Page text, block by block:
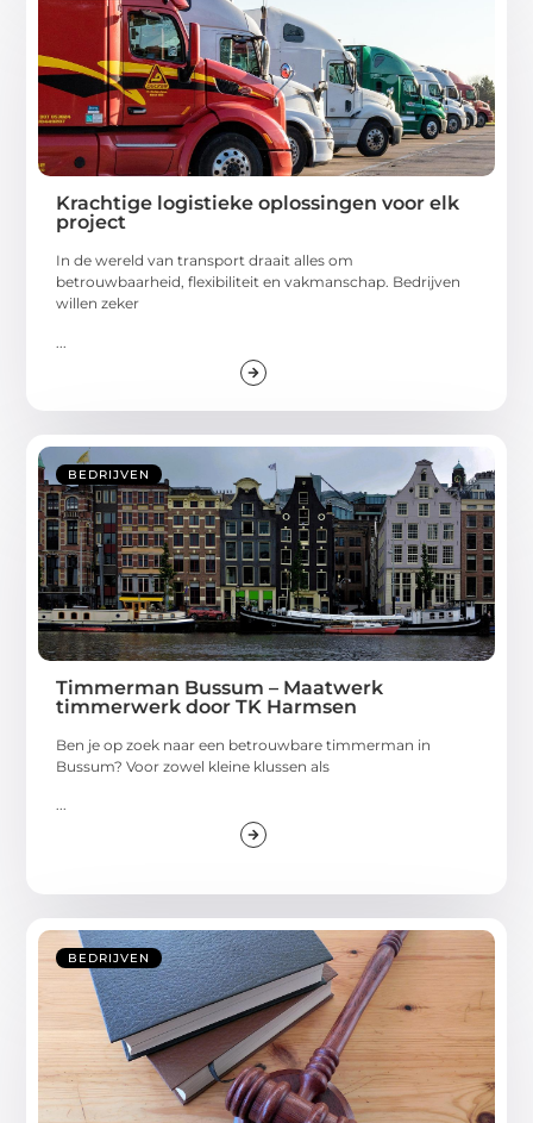
Krachtige logistieke oplossingen voor elk
project
In de wereld van transport draait alles om
betrouwbaarheid, flexibiliteit en vakmanschap. Bedrijven
willen zeker
BEDRIJVEN
Timmerman Bussum – Maatwerk
timmerwerk door TK Harmsen
Ben je op zoek naar een betrouwbare timmerman in
Bussum? Voor zowel kleine klussen als
...
BEDRIJVEN